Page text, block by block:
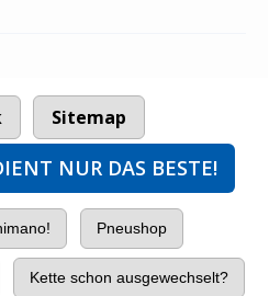
Sitemap
NUR DAS BESTE!
Pneushop
Kette schon ausgewechselt?